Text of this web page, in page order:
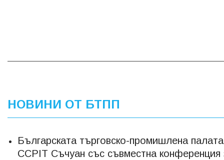
НОВИНИ ОТ БТПП
Българската търговско-промишлена
CCPIT Съчуан със съвместна конференция